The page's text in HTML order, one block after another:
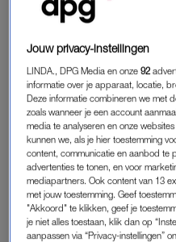
'WIJNEN, WIJNEN':
VERKOOP
BEETJE BIJBLIJVEN
Huishoudster Chateau
Meiland is blij met donaties
maar: 'Het mag nu wel
stoppen'
Jouw privacy-instellingen
LINDA., DPG Media en onze92
informatie over je apparaat, locatie,
Deze informatie combineren we met
zoals wanneer je een account
media te analyseren en onze
kunnen we, als je hier toestemming
content, communicatie en aanbod te
advertenties te tonen, en voor
mediapartners. Ook content van 13
met jouw toestemming. Geef
"Akkoord" te klikken, geef je
je niet alles toestaan, klik dan op
aanpassen via “Privacy-instellingen”